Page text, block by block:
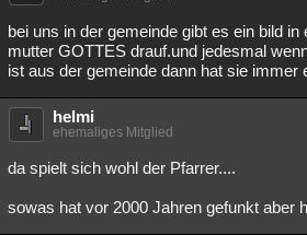
bei uns in der gemeinde gibt es ein bild in
mutter GOTTES drauf.und jedesmal
ist aus der gemeinde dann hat sie immer
helmi
ehemaliges Mitglied
da spielt sich wohl der Pfarrer....
sowas hat vor 2000 Jahren gefunkt aber